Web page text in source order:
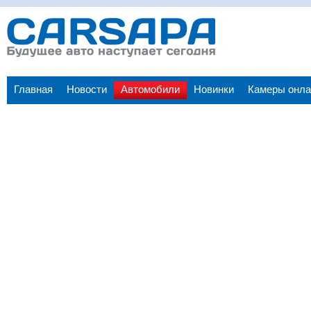
Главная Новости Автомобили Новинки Камеры